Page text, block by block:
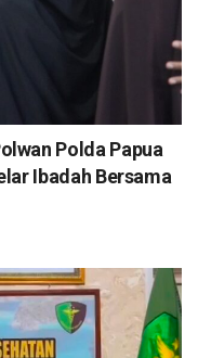
Polda Papua
Ibadah Bersama